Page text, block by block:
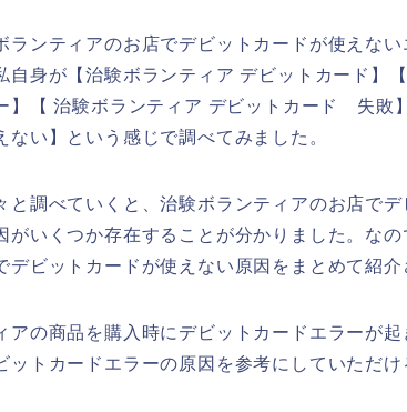
ランティアのお店でデビットカードが使えな
自身が【治験ボランティア デビットカード】
【 治験ボランティア デビットカード 失敗
い】という感じで調べてみました。
と調べていくと、治験ボランティアのお店で
がいくつか存在することが分かりました。な
デビットカードが使えない原因をまとめて紹介
アの商品を購入時にデビットカードエラーが起
ットカードエラーの原因を参考にしていただけ